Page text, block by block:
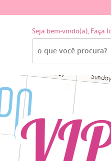
Seja bem-vindo(a), Faça